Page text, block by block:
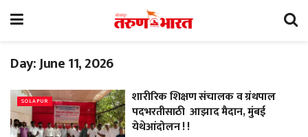
Day:June 11, 2026
SOLAPUR
शारीरिक शिक्षण संचालक व ग्रंथपाल
पदभरतीसाठी आझाद मैदान, मुंबई
येथेआंदोलन ! !